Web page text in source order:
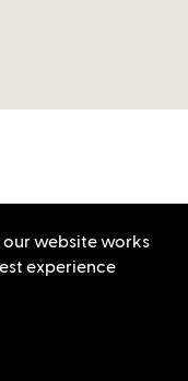
our website works
experience